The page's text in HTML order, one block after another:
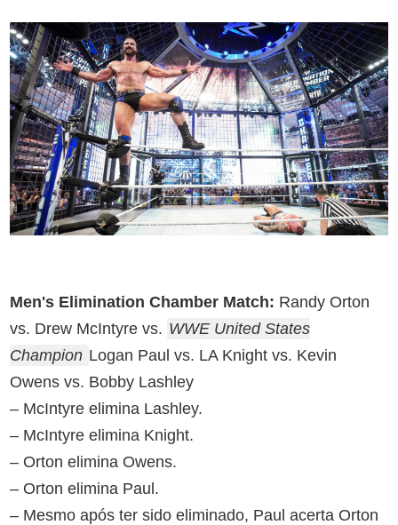
Men's Elimination Chamber Match: Randy Orton
vs. Drew McIntyre vs. WWE United States
Champion Logan Paul vs. LA Knight vs. Kevin
Owens vs. Bobby Lashley
– McIntyre elimina Lashley.
– McIntyre elimina Knight.
– Orton elimina Owens.
– Orton elimina Paul.
– Mesmo após ter sido eliminado, Paul acerta Orton